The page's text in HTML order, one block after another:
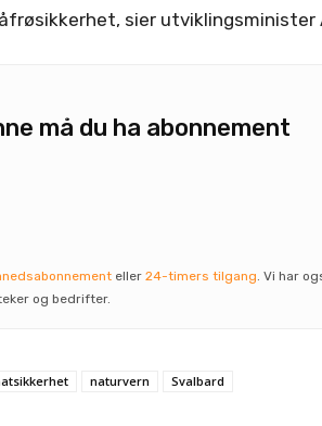
sier utviklingsminister
må du ha abonnement
eller 24-timers tilgang. Vi har
og bedrifter.
naturvern Svalbard